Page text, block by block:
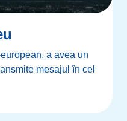
a avea un
mesajul în cel